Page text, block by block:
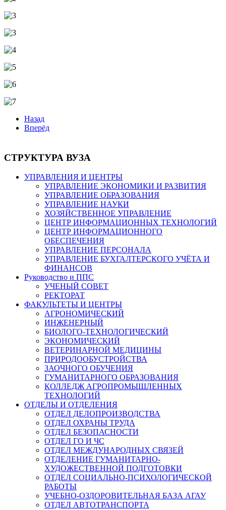
Назад
Вперёд
СТРУКТУРА ВУЗА
УПРАВЛЕНИЯ И ЦЕНТРЫ
УПРАВЛЕНИЕ ЭКОНОМИКИ И РАЗВИТИЯ
УПРАВЛЕНИЕ ОБРАЗОВАНИЯ
УПРАВЛЕНИЕ НАУКИ
ХОЗЯЙСТВЕННОЕ УПРАВЛЕНИЕ
ЦЕНТР ИНФОРМАЦИОННЫХ ТЕХНОЛОГИЙ
ЦЕНТР ИНФОРМАЦИОННОГО
ОБЕСПЕЧЕНИЯ
УПРАВЛЕНИЕ ПЕРСОНАЛА
УПРАВЛЕНИЕ БУХГАЛТЕРСКОГО УЧЁТА И
ФИНАНСОВ
Руководство и ППС
УЧЕНЫЙ СОВЕТ
РЕКТОРАТ
ФАКУЛЬТЕТЫ И ЦЕНТРЫ
АГРОНОМИЧЕСКИЙ
ИНЖЕНЕРНЫЙ
БИОЛОГО-ТЕХНОЛОГИЧЕСКИЙ
ЭКОНОМИЧЕСКИЙ
ВЕТЕРИНАРНОЙ МЕДИЦИНЫ
ПРИРОДООБУСТРОЙСТВА
ЗАОЧНОГО ОБУЧЕНИЯ
ГУМАНИТАРНОГО ОБРАЗОВАНИЯ
КОЛЛЕДЖ АГРОПРОМЫШЛЕННЫХ
ТЕХНОЛОГИЙ
ОТДЕЛЫ И ОТДЕЛЕНИЯ
ОТДЕЛ ДЕЛОПРОИЗВОДСТВА
ОТДЕЛ ОХРАНЫ ТРУДА
ОТДЕЛ БЕЗОПАСНОСТИ
ОТДЕЛ ГО И ЧС
ОТДЕЛ МЕЖДУНАРОДНЫХ СВЯЗЕЙ
ОТДЕЛЕНИЕ ГУМАНИТАРНО-
ХУДОЖЕСТВЕННОЙ ПОДГОТОВКИ
ОТДЕЛ СОЦИАЛЬНО-ПСИХОЛОГИЧЕСКОЙ
РАБОТЫ
УЧЕБНО-ОЗДОРОВИТЕЛЬНАЯ БАЗА АГАУ
ОТДЕЛ АВТОТРАНСПОРТА